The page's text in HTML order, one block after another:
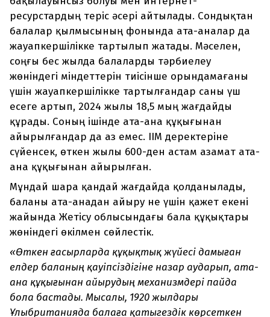
ресурстардың теріс әсері айтылады. Сондықтан
балалар қылмысының фонында ата-аналар да
жауапкершілікке тартылып жатады. Мәселен,
соңғы бес жылда балаларды тәрбиелеу
жөніндегі міндеттерін тиісінше орындамағаны
үшін жауапкершілікке тартылғандар саны үш
есеге артып, 2024 жылы 18,5 мың жағдайды
құрады. Соның ішінде ата-ана құқығынан
айырылғандар да аз емес. ІІМ деректеріне
сүйенсек, өткен жылы 600-ден астам азамат ата-
ана құқығынан айырылған.
Мұндай шара қандай жағдайда қолданылады,
баланы ата-анадан айыру не үшін қажет екені
жайында Жетісу облысындағы бала құқықтары
жөніндегі өкілмен сөйлестік.
«Өткен ғасырларда құқықтық жүйесі дамыған
елдер баланың қауіпсіздігіне назар аударып, ата-
ана құқығынан айырудың механизмдері пайда
бола бастады. Мысалы, 1920 жылдары
Ұлыбританияда балаға қатыгездік көрсеткен